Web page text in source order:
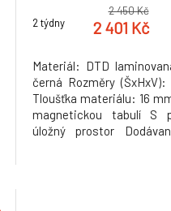
2 týdny
2 450 Kč
2 401 Kč
Materiál: DTD
černá Rozměry (ŠxHxV):
Tloušťka materiálu: 16
magnetickou tabulí S
úložný prostor